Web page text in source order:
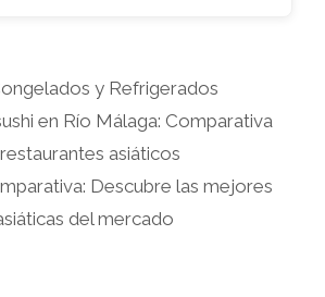
y Refrigerados
en Río Málaga: Comparativa
asiáticos
Descubre las mejores
del mercado